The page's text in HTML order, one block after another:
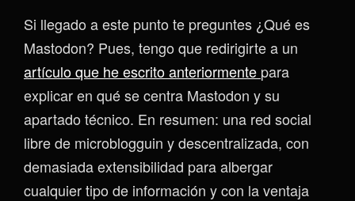
Si llegado a este punto te preguntes ¿Qué es
Mastodon? Pues, tengo que redirigirte a un
artículo que he escrito anteriormente para
explicar en qué se centra Mastodon y su
apartado técnico. En resumen: una red social
libre de microblogguin y descentralizada, con
demasiada extensibilidad para albergar
cualquier tipo de información y con la ventaja